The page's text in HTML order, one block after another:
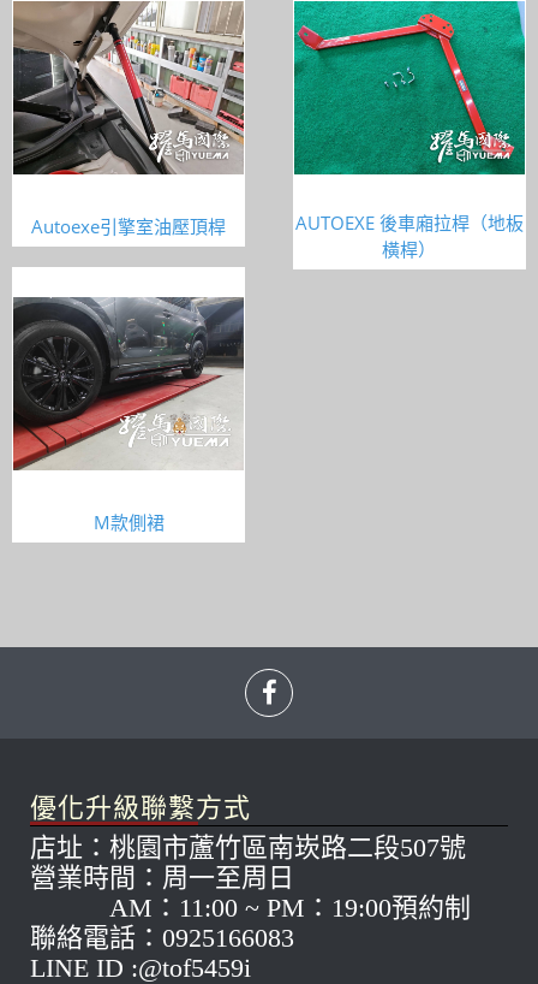
Autoexe引擎室油壓頂桿
AUTOEXE 後車廂拉桿（地板
橫桿）
M款側裙
優化升級聯繫方式
店址：桃園市蘆竹區南崁路二段507號
營業時間：周一至周日
AM：11:00 ~ PM：19:00預約制
聯絡電話：0925166083
LINE ID :@tof5459i